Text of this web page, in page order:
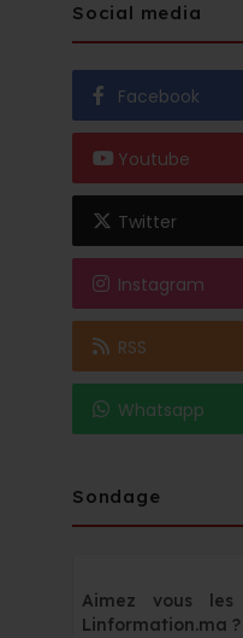
Social media
Facebook
Youtube
Twitter
Instagram
RSS
Whatsapp
Sondage
Aimez vous
Linformation.ma ?